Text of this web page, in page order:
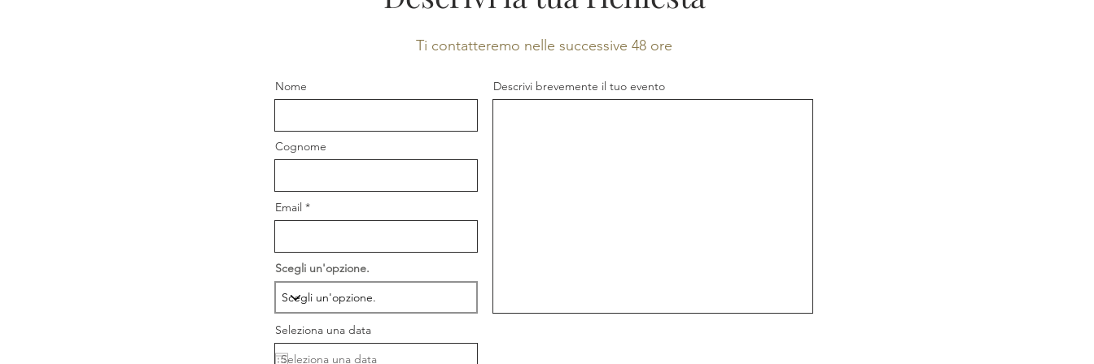
Ti contatteremo nelle successive 48 ore
Nome
Cognome
Email
Scegli un'opzione.
Descrivi brevemente il tuo evento
Seleziona una data